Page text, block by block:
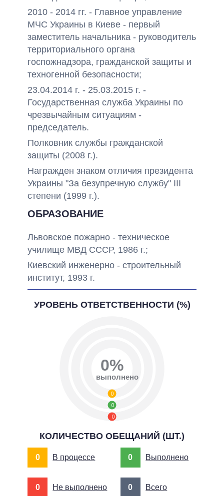
2010 - 2014 гг. - Главное управление
МЧС Украины в Киеве - первый
заместитель начальника - руководитель
территориального органа
госпожнадзора, гражданской защиты и
техногенной безопасности;
23.04.2014 г. - 25.03.2015 г. -
Государственная служба Украины по
чрезвычайным ситуациям -
председатель.
Полковник службы гражданской
защиты (2008 г.).
Награжден знаком отличия президента
Украины "За безупречную службу" III
степени (1999 г.).
ОБРАЗОВАНИЕ
Львовское пожарно - техническое
училище МВД СССР, 1986 г.;
Киевский инженерно - строительный
институт, 1993 г.
УРОВЕНЬ ОТВЕТСТВЕННОСТИ (%)
0
0
0
0%
выполнено
КОЛИЧЕСТВО ОБЕЩАНИЙ (ШТ.)
0 В процессе 0 Выполнено
0 Не выполнено 0 Всего